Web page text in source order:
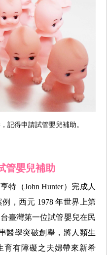
記得申請試管嬰兒補助。
管嬰兒補助
特（John Hunter）完成人
，西元 1978 年世界上第
臺灣第一位試管嬰兒在民
醫學突破創舉，將人類生
育有障礙之夫婦帶來新希